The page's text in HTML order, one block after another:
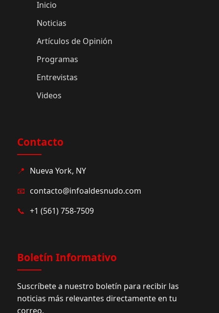
Inicio
Noticias
Artículos de Opinión
Programas
Entrevistas
Videos
Contacto
📍 Nueva York, NY
📧 contacto@infoaldesnudo.com
📞 +1 (561) 758-7509
Boletín Informativo
Suscríbete a nuestro boletín para recibir las
noticias más relevantes directamente en tu
correo.